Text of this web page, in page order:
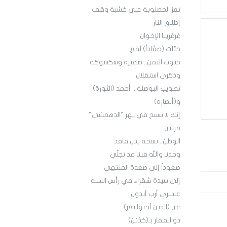
تعز المصلوبة على خشبة وقف
إطلاق النار
غرغرينا الإخوان
خيَّلت (صمَّاداً) لَمَع
جنوب اليمن.. ضفيرة وسكسوكة
وذكرى استقلال
تصويب البوصلة .. أحمد (الثورة)
و(أنصاره)
إنك لا تسبح في نهر "الدهمشي"
مرتين
الوطن.. نسخة بدل فاقد
وحدنا والله فينا قد تجلّى
صعوداً إلى صعدة المنتهى
إلى سيدة شقراء في رأس السنة
عسيري أرب آيدول
عن (الذين أحبوا تعز)
ذو الفقار بـ(حَدَّيْن)